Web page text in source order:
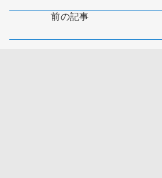
前の記事